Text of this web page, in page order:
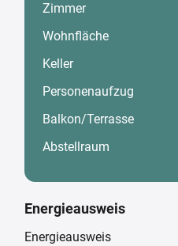
Zimmer
Wohnfläche
Keller
Personenaufzug
Balkon/Terrasse
Abstellraum
Energieausweis
Energieausweis